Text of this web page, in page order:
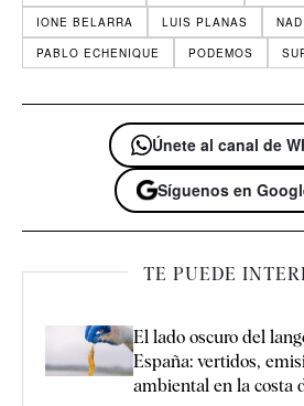
IONE BELARRA
LUIS PLANAS
PABLO ECHENIQUE
PODEMOS
Únete al canal de
Síguenos en
TE PUEDE
El lado oscuro del
España: vertidos,
ambiental en la costa